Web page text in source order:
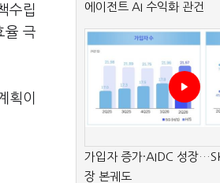
수립
율 극
획이
에이전트 AI 수익화 관건
가입자 증가·AIDC 성장
장 본궤도